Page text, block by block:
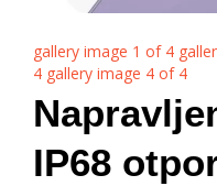
gallery image 1 of 4
4 gallery image 4 of 4
IP68